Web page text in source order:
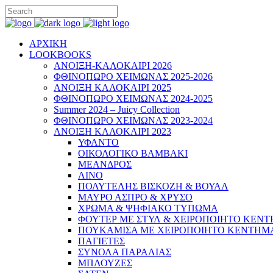
ΑΡΧΙΚΗ
LOOKBOOKS
ΑΝΟΙΞΗ-ΚΑΛΟΚΑΙΡΙ 2026
ΦΘΙΝΟΠΩΡΟ ΧΕΙΜΩΝΑΣ 2025-2026
ΑΝΟΙΞΗ ΚΑΛΟΚΑΙΡΙ 2025
ΦΘΙΝΟΠΩΡΟ ΧΕΙΜΩΝΑΣ 2024-2025
Summer 2024 – Juicy Collection
ΦΘΙΝΟΠΩΡΟ ΧΕΙΜΩΝΑΣ 2023-2024
ΑΝΟΙΞΗ ΚΑΛΟΚΑΙΡΙ 2023
ΥΦΑΝΤΟ
ΟΙΚΟΛΟΓΙΚΟ ΒΑΜΒΑΚΙ
ΜΕΑΝΔΡΟΣ
ΛΙΝΟ
ΠΟΛΥΤΕΛΗΣ ΒΙΣΚΟΖΗ & ΒΟΥΑΛ
ΜΑΥΡΟ ΑΣΠΡΟ & ΧΡΥΣΟ
ΧΡΩΜΑ & ΨΗΦΙΑΚΟ ΤΥΠΩΜΑ
ΦΟΥΤΕΡ ΜΕ ΣΤΥΛ & ΧΕΙΡΟΠΟΙΗΤΟ
ΠΟΥΚΑΜΙΣΑ ΜΕ ΧΕΙΡΟΠΟΙΗΤΟ
ΠΑΓΙΕΤΕΣ
ΣΥΝΟΛΑ ΠΑΡΑΛΙΑΣ
ΜΠΛΟΥΖΕΣ